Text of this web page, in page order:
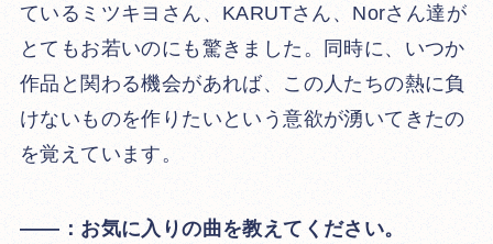
ているミツキヨさん、KARUTさん、Norさん達が
とてもお若いのにも驚きました。同時に、いつか
作品と関わる機会があれば、この人たちの熱に負
けないものを作りたいという意欲が湧いてきたの
を覚えています。
――：お気に入りの曲を教えてください。